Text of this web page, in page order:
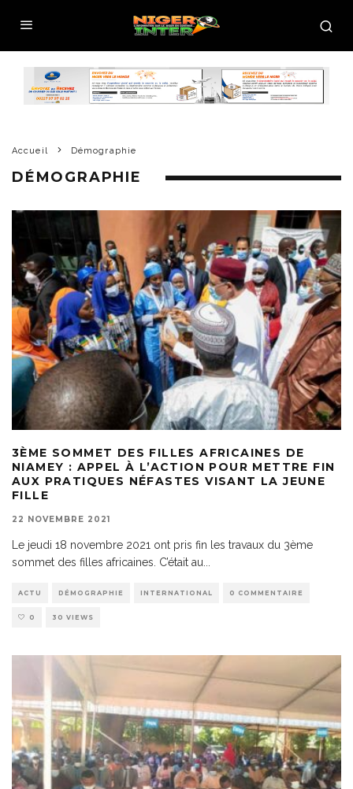
Accueil Démographie
DÉMOGRAPHIE
3ÈME SOMMET DES FILLES AFRICAINES DE
NIAMEY : APPEL À L’ACTION POUR METTRE FIN
AUX PRATIQUES NÉFASTES VISANT LA JEUNE
FILLE
22 NOVEMBRE 2021
Le jeudi 18 novembre 2021 ont pris fin les travaux du 3ème
sommet des filles africaines. C’était au
ACTU DÉMOGRAPHIE INTERNATIONAL 0 COMMENTAIRE
0 30 VIEWS